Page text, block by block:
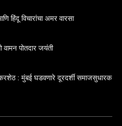
हिंदू विचारांचा अमर वारसा
वामन पोतदार जयंती
: मुंबई घडवणारे दूरदर्शी समाजसुधारक